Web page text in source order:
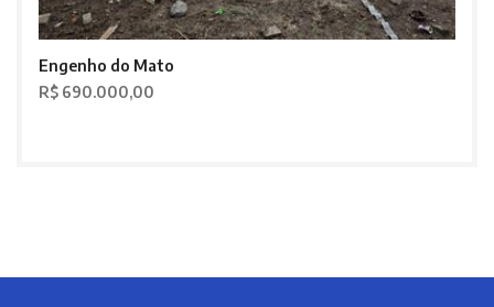
Engenho do Mato
R$ 690.000,00